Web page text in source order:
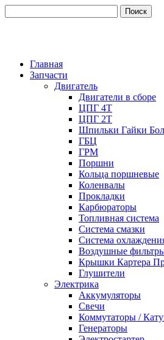
Главная
Запчасти
Двигатель
Двигатели в сборе
ЦПГ 4Т
ЦПГ 2Т
Шпильки Гайки
ГБЦ
ГРМ
Поршни
Кольца поршневые
Коленвалы
Прокладки
Карбюраторы
Топливная система
Система смазки
Система
Воздушные
Крышки Картера
Глушители
Электрика
Аккумуляторы
Свечи
Коммутаторы /
Генераторы